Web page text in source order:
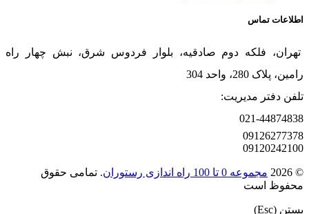
اطلاعات تماس
تهران، فلکه دوم صادقیه، بلوار فردوس شرق، نبش چهار راه
رامین، پلاک 280، واحد 304
تلفن دفتر مدیریت:
021-44874838
09126277378
09120242100
© 2026 مجموعه 0 تا 100 راه اندازی رستوران
. تمامی حقوق
محفوظ است
بستن (Esc)